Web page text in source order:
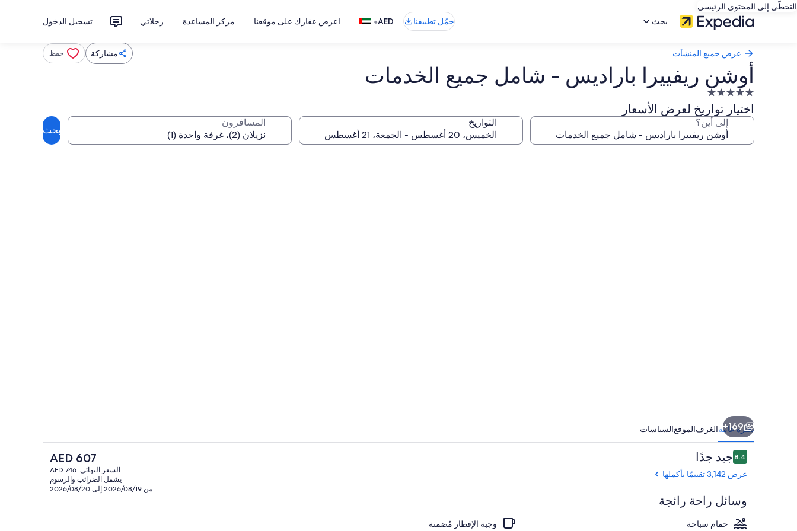
التخطّي إلى المحتوى الرئيسي
بحث
حمّل تطبيقنا AED
• اعرض عقارك على موقعنا مركز المساعدة رحلاتي تسجيل الدخول
عرض جميع المنشآت مشاركة حفظ
أوشن ريفييرا باراديس - شامل جميع الخدمات
منشأة
فندقية
مصنفة
5.0
اختيار تواريخ لعرض الأسعار
إلى أين؟ التواريخ المسافرون
بحث
منظر من الجو على ارتفاع عالٍ
169+
نظرة عامةالغرفالموقعالسياسات
التقييمات
8.48.4 من 10جيد جدًا
عرض 3,142 تقييمًا بأكملها
وسائل راحة رائجة
حمام سباحة
وجبة الإفطار مُضمنة
السعر
الحالي
هو
AED
AED 607
السعر النهائي: AED 746
يشمل الضرائب والرسوم
من 2026/08/19 إلى 2026/08/20